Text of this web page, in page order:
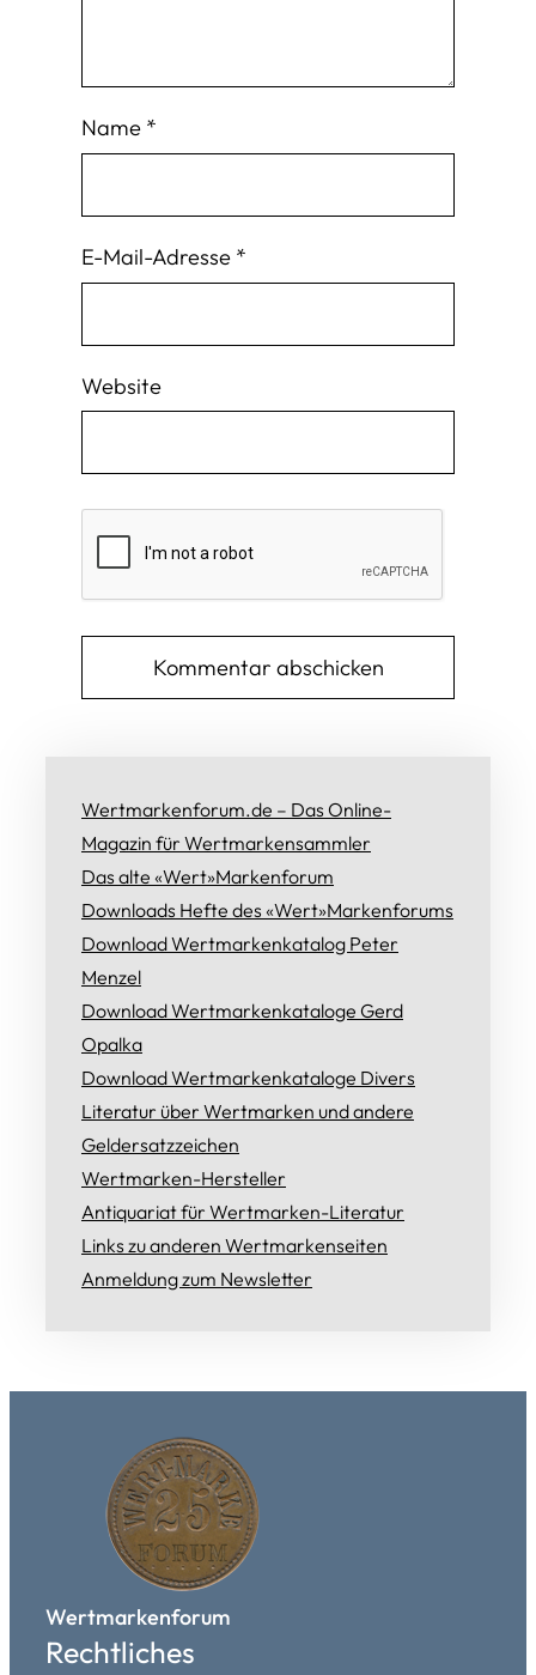
Name *
E-Mail-Adresse *
Website
Wertmarkenforum.de – Das Online-
Magazin für Wertmarkensammler
Das alte «Wert»Markenforum
Downloads Hefte des «Wert»Markenforums
Download Wertmarkenkatalog Peter
Menzel
Download Wertmarkenkataloge Gerd
Opalka
Download Wertmarkenkataloge Divers
Literatur über Wertmarken und andere
Geldersatzzeichen
Wertmarken-Hersteller
Antiquariat für Wertmarken-Literatur
Links zu anderen Wertmarkenseiten
Anmeldung zum Newsletter
Wertmarkenforum
Rechtliches